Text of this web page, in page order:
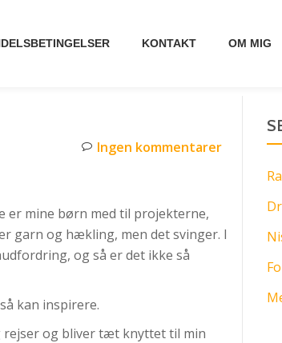
KONTAKT OM MIG
Ingen kommentarer
er mine børn med til projekterne,
garn og hækling, men det svinger. I
og så er det ikke så
kan inspirere.
rejser og bliver tæt knyttet til min